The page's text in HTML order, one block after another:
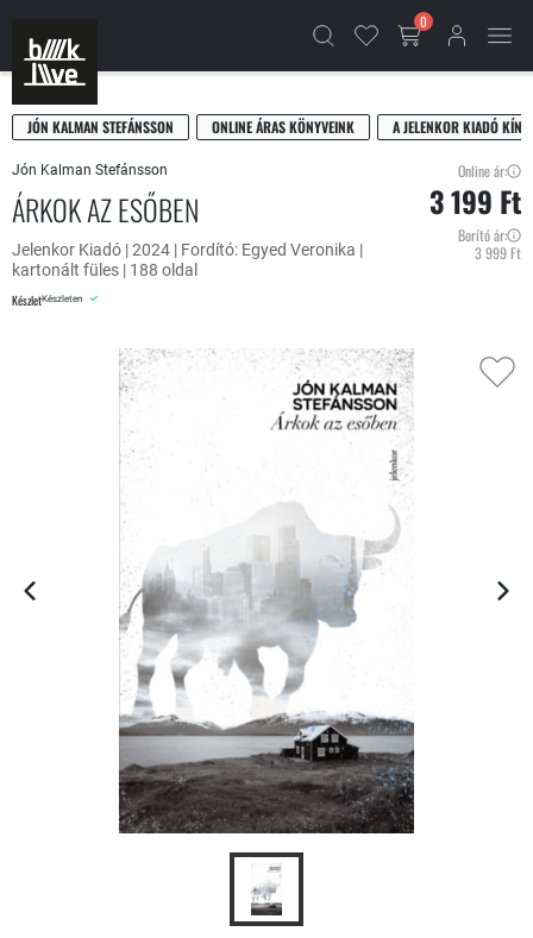
0
JÓN KALMAN STEFÁNSSON ONLINE ÁRAS KÖNYVEINK A JELENKOR KIADÓ
Jón Kalman Stefánsson
ÁRKOK AZ ESŐBEN
Jelenkor Kiadó | 2024 | Fordító: Egyed Veronika |
kartonált füles | 188 oldal
KészletKészleten
Online ár:
3 199 Ft
Borító ár:
3 999 Ft